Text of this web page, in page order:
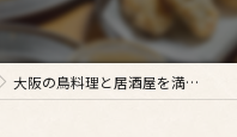
大阪の鳥料理と居酒屋を満喫する地元食材の魅力と焼鳥の楽しみ方